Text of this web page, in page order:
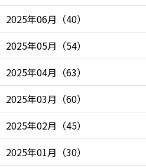
2025年06月 （40）
2025年05月 （54）
2025年04月 （63）
2025年03月 （60）
2025年02月 （45）
2025年01月 （30）